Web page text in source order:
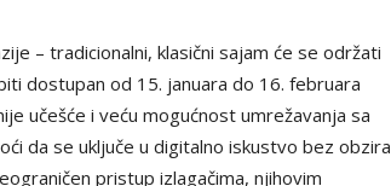
– tradicionalni, klasični sajam će se održati
dostupan od 15. januara do 16. februara
učešće i veću mogućnost umrežavanja sa
da se uključe u digitalno iskustvo bez obzira
pristup izlagačima, njihovim